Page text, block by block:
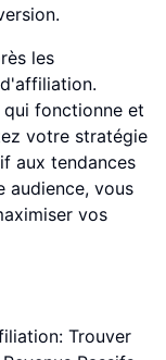
les
fonctionne et
votre stratégie
aux tendances
audience, vous
vos